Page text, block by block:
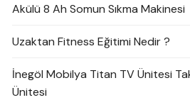
Akülü 8 Ah Somun Sıkma Makinesi
Uzaktan Fitness Eğitimi Nedir ?
İnegöl Mobilya Titan TV Ünitesi
Ünitesi